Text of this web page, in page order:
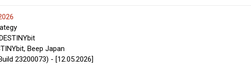
Beep Japan
23200073) - [12.05.2026]